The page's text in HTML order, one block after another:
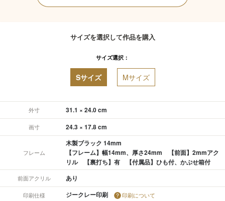
サイズを選択して作品を購入
サイズ選択：
Sサイズ Mサイズ
外寸 31.1 × 24.0 cm
画寸 24.3 × 17.8 cm
フレーム
木製ブラック 14mm
【フレーム】幅14mm、厚さ24mm 【前面】2mmアク
リル 【裏打ち】有 【付属品】ひも付、かぶせ箱付
前面アクリル あり
印刷仕様 ジークレー印刷 印刷について